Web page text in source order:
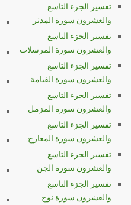
تفسير الجزء التاسع
والعشرون سورة المدثر
تفسير الجزء التاسع
والعشرون سورة المرسلات
تفسير الجزء التاسع
والعشرون سورة القيامة
تفسير الجزء التاسع
والعشرون سورة المزمل
تفسير الجزء التاسع
والعشرون سورة المعارج
تفسير الجزء التاسع
والعشرون سورة الجن
تفسير الجزء التاسع
والعشرون سورة نوح